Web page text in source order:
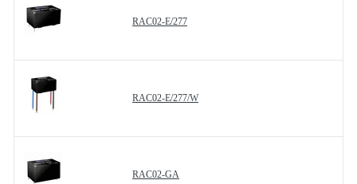
RAC02-E/277
RAC02-E/277/W
RAC02-GA